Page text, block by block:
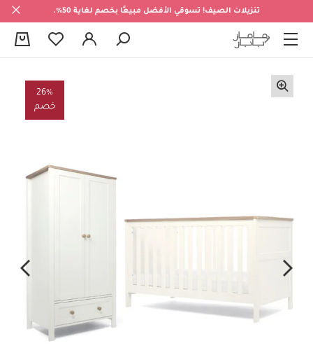
تنزيلات الصيف! تسوقي الأفضل مبيعًا بخصم لغاية 50%.
26%
خصم